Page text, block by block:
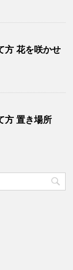
方 花を咲かせ
方 置き場所